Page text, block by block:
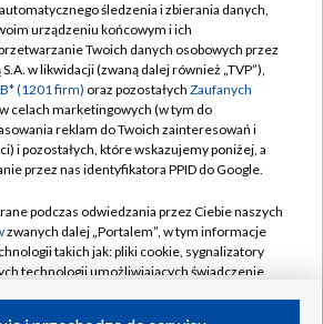
TVP
TVP
Cyfrowa
Regulamin TVP
Polityka prywatności
Moje zgody
Pomoc
Kontakt
Kanały
śledzenia i zbierania danych,
urządzeniu końcowym i ich
Twoich danych osobowych przez
w likwidacji (zwaną dalej również „TVP”),
(1201 firm) oraz pozostałych Zaufanych
celach marketingowych (w tym do
reklam do Twoich zainteresowań i
i pozostałych, które wskazujemy poniżej, a
przez nas identyfikatora PPID do Google.
podczas odwiedzania przez Ciebie naszych
zwanych dalej „Portalem”, w tym informacje
takich jak: pliki cookie, sygnalizatory
technologii umożliwiających świadczenie